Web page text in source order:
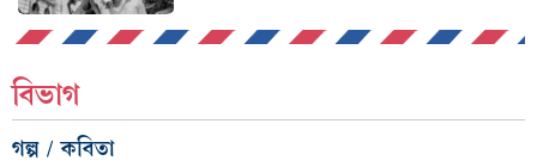
বিভাগ
গল্প / কবিতা